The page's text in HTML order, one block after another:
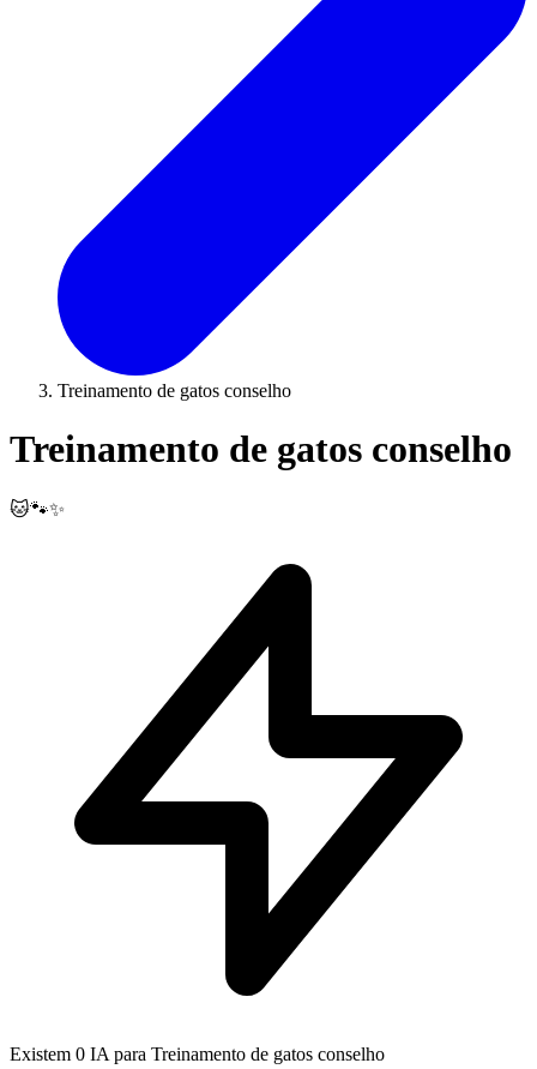
Treinamento de gatos conselho
Treinamento de gatos conselho
🐱🐾✨
Existem 0 IA para Treinamento de gatos conselho